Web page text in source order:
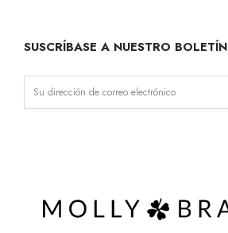
SUSCRÍBASE A NUESTRO BOLETÍN